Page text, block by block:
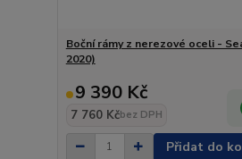
Boční rámy z nerezové oceli -
2020)
9 390 Kč
7 760 Kčbez DPH
Přidat do